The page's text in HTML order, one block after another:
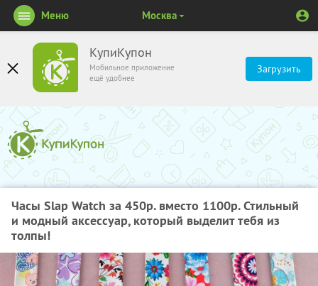
КупиКупон
Мобильное приложение
ещё удобнее
Загрузить
Меню Москва
Часы Slap Watch за 450р. вместо 1100р. Стильный
и модный аксессуар, который выделит тебя из
толпы!